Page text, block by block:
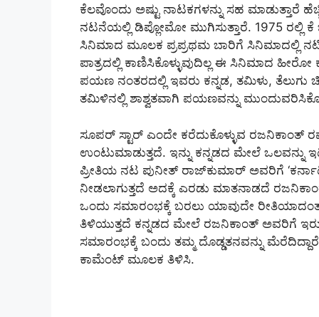
ಕೆಲವೊಂದು ಅಷ್ಟು ನಾಟಕಗಳನ್ನು ಸಹ
ನಟನೆಯಲ್ಲಿ ಡಿಪ್ಲೋಮೋ ಮುಗಿಸುತ್ತಾರೆ. 1975 ರಲ್ಲಿ
ಸಿನಿಮಾದ ಮೂಲಕ ಪ್ರಪ್ರಥಮ ಬಾರಿಗೆ ಸಿನಿಮಾದಲ್ಲಿ
ಪಾತ್ರದಲ್ಲಿ ಕಾಣಿಸಿಕೊಳ್ಳುವುದಿಲ್ಲ ಈ ಸಿನಿಮಾದ
ಪಯಣ ನಂತರದಲ್ಲಿ ಇವರು ಕನ್ನಡ, ತಮಿಳು, ತೆಲುಗು
ತಮಿಳಿನಲ್ಲಿ ಶಾಶ್ವತವಾಗಿ ಪಯಣವನ್ನು
ಸೂಪರ್ ಸ್ಟಾರ್ ಎಂದೇ ಕರೆದುಕೊಳ್ಳುವ ರಜನಿಕಾಂತ್
ಉಂಟುಮಾಡುತ್ತದೆ. ಇನ್ನು ಕನ್ನಡದ ಮೇಲೆ ಒಲವನ್ನು
ಪ್ರೀತಿಯ ನಟ ಪುನೀತ್ ರಾಜ್‌ಕುಮಾರ್ ಅವರಿಗೆ
ನೀಡಲಾಗುತ್ತದೆ ಅದಕ್ಕೆ ಎರಡು ಮಾತನಾಡದೆ
ಒಂದು ಸಮಾರಂಭಕ್ಕೆ ಬರಲು ಯಾವುದೇ
ತಿಳಿಯುತ್ತದೆ ಕನ್ನಡದ ಮೇಲೆ ರಜನಿಕಾಂತ್ ಅವರಿಗೆ
ಸಮಾರಂಭಕ್ಕೆ ಬಂದು ತಮ್ಮ ದೊಡ್ಡತನವನ್ನು
ಕಾಮೆಂಟ್ ಮೂಲಕ ತಿಳಿಸಿ.